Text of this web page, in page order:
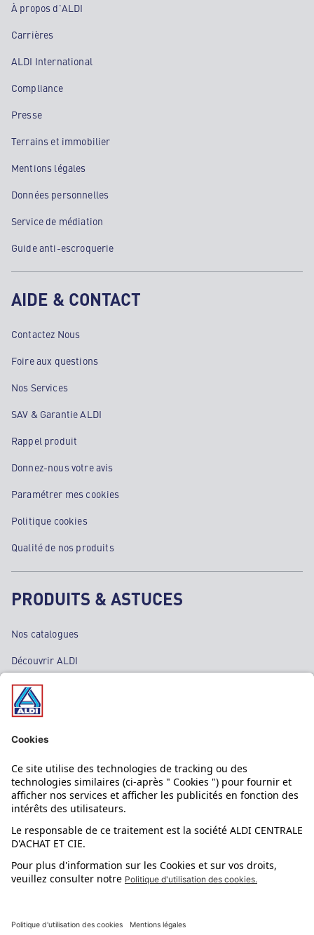
À propos d'ALDI
Carrières
ALDI International
Compliance
Presse
Terrains et immobilier
Mentions légales
Données personnelles
Service de médiation
Guide anti-escroquerie
AIDE & CONTACT
Contactez Nous
Foire aux questions
Nos Services
SAV & Garantie ALDI
Rappel produit
Donnez-nous votre avis
Paramétrer mes cookies
Politique cookies
Qualité de nos produits
PRODUITS & ASTUCES
Nos catalogues
Découvrir ALDI
Nos bons plans
Nos rayons
Nos marques
Nos astuces
Évènements
L'application mobile